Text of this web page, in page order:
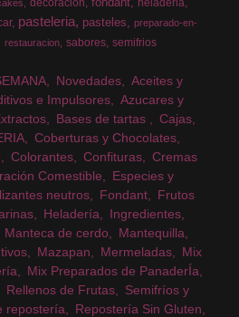
pasteleria pasteles
preparado-en-
restauracion sabores semifrios
Novedades
Aceites y
e Impulsores
Azucares y
Bases de tartas
Cajas
Coberturas y Chocolates
Colorantes Confituras
Cremas
Comestible
Especies y
neutros Fondant
Frutos
Heladería
Ingredientes
Manteca de cerdo
Mantequilla
Mazapan Mermeladas
Mix
Mix Preparados de PanaderÍa
Rellenos de Frutas
Semifríos y
repostería
Repostería Sin Gluten